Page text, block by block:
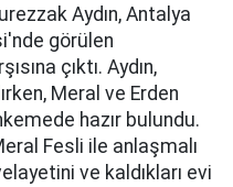
Aydın, Antalya
görülen
çıktı. Aydın,
Meral ve Erden
hazır bulundu.
Fesli ile anlaşmalı
ve kaldıkları evi